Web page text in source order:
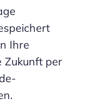
Ihre
Zukunft per